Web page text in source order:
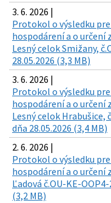
3. 6. 2026 |
Protokol o výsledku
hospodárení a o určení
Lesný celok Smižany,
28.05.2026 (3,3 MB)
3. 6. 2026 |
Protokol o výsledku
hospodárení a o určení
Lesný celok Hrabušice,
dňa 28.05.2026 (3,4 MB)
2. 6. 2026 |
Protokol o výsledku
hospodárení a o určení
Ľadová č.OU-KE-
(3,2 MB)